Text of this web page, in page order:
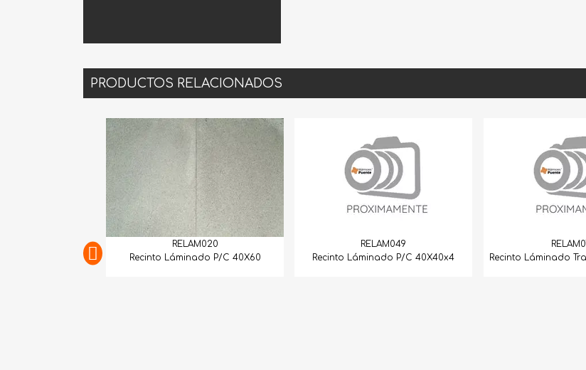
PRODUCTOS RELACIONADOS
Recinto Láminado P/C 40X60
Recinto Láminado P/C 40X40x4
Recinto Láminado Tradicional 20X40